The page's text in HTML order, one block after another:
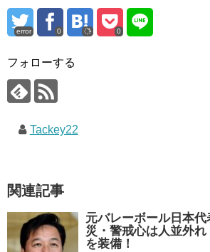
error 0 0
フォローする
Tackey22
関連記事
元バレーボール日本
災・警戒心は人並外
を装備！